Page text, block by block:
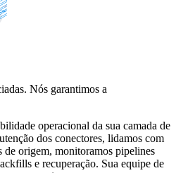
Nós garantimos a
operacional da sua camada de
dos conectores, lidamos com
de origem, monitoramos pipelines
e recuperação. Sua equipe de